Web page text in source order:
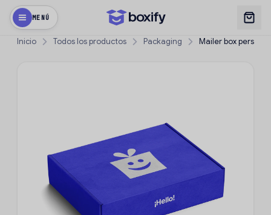
MENÚ
Inicio Todos los productos Packaging Mailer box